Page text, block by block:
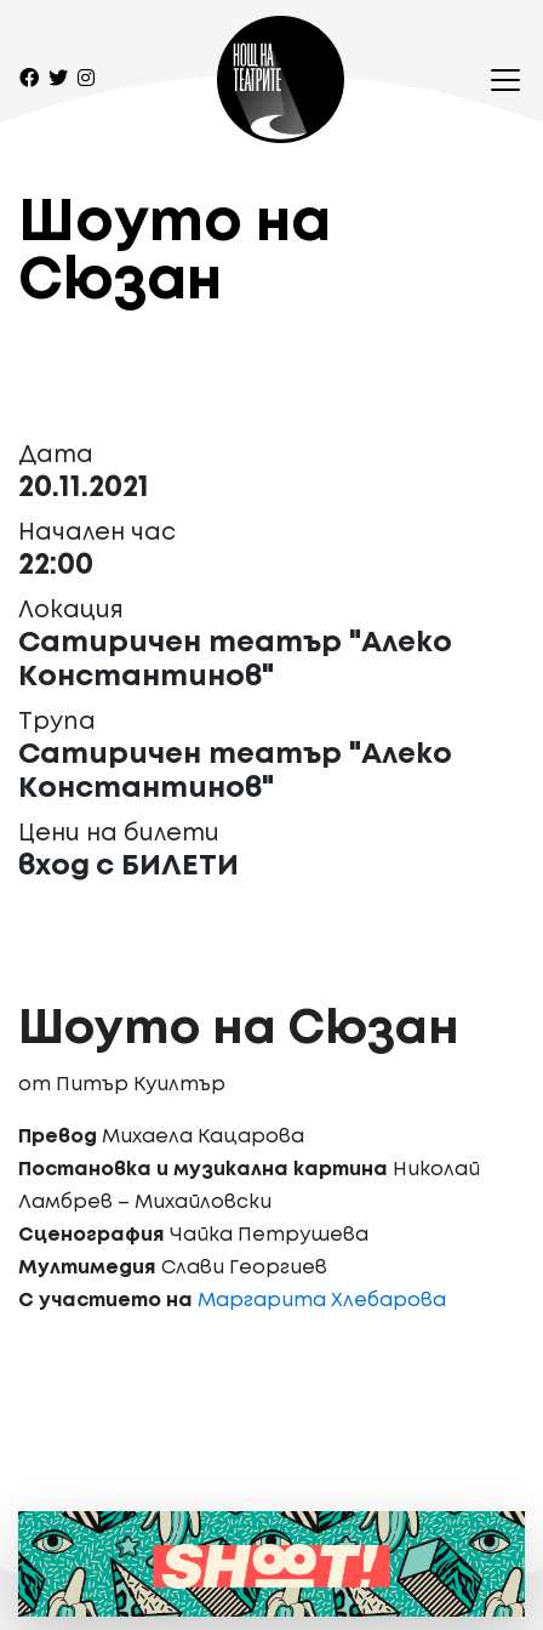
Шоуто на
Сюзан
Дата
20.11.2021
Начален час
22:00
Локация
Сатиричен театър "Алеко
Константинов"
Трупа
Сатиричен театър "Алеко
Константинов"
Цени на билети
вход с БИЛЕТИ
Шоуто на Сюзан
от Питър Куилтър
Превод Михаела Кацарова
Постановка и музикална картина Николай
Ламбрев – Михайловски
Сценография Чайка Петрушева
Мултимедия Слави Георгиев
С участието на Маргарита Хлебарова